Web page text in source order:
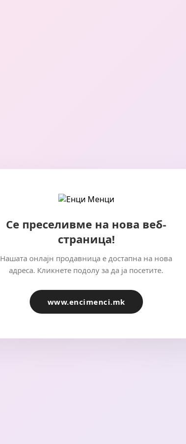
Се преселивме на нова веб-
страница!
Нашата онлајн продавница е достапна на нова
адреса. Кликнете подолу за да ја посетите.
www.encimenci.mk